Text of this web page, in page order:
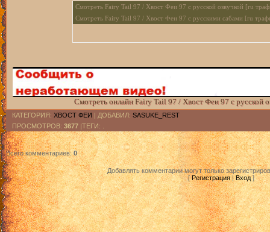
Смотреть Fairy Tail 97 / Хвост Феи 97 с русской озвучкой [ru
Смотреть Fairy Tail 97 / Хвост Феи 97 с русскими сабами [ru
Смотреть онлайн Fairy Tail 97 / Хвост Феи 97 с русской
КАТЕГОРИЯ: ХВОСТ ФЕИ | ДОБАВИЛ: SASUKE_REST
ПРОСМОТРОВ: 3677 |ТЕГИ: .
Всего комментариев:0
Добавлять комментарии могут только
[Регистрация|Вход]